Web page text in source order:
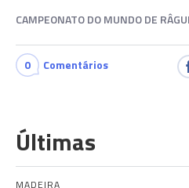
CAMPEONATO DO MUNDO DE
0 Comentários
Últimas
MADEIRA